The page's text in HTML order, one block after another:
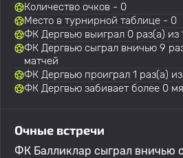
Количество очков - 0
Место в турнирной таблице - 0
ФК Дергвью выиграл 0 раз(а) из
ФК Дергвью сыграл вничью 9
матчей
ФК Дергвью проиграл 1 раз(а)
ФК Дергвью забивает более 0
Очные встречи
ФК Балликлар сыграл вничью